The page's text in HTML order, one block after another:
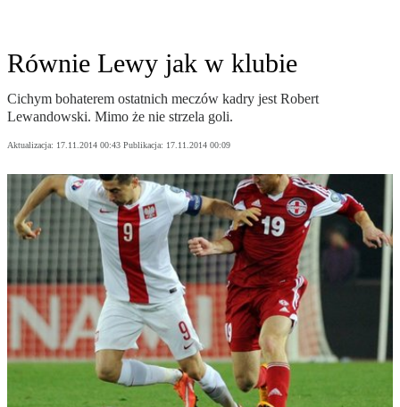
Równie Lewy jak w klubie
Cichym bohaterem ostatnich meczów kadry jest Robert
Lewandowski. Mimo że nie strzela goli.
Aktualizacja: 17.11.2014 00:43 Publikacja: 17.11.2014 00:09